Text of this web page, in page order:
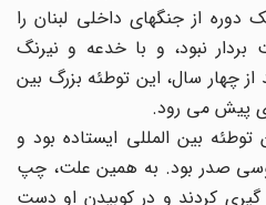
از جنگهاى داخلى لبنان را
نبود، و با خدعه و نیرنگ
چهار سال، این توطئه بزرگ بین
پیش مى رود.
بین المللى ایستاده بود و
صدر بود. به همین علت، چپ
کردند و در کوبیدن او دست